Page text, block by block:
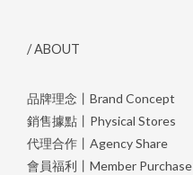
/ ABOUT
品牌理念丨Brand Concept
銷售據點丨Physical Stores
代理合作丨Agency Share
會員福利丨Member Purchase